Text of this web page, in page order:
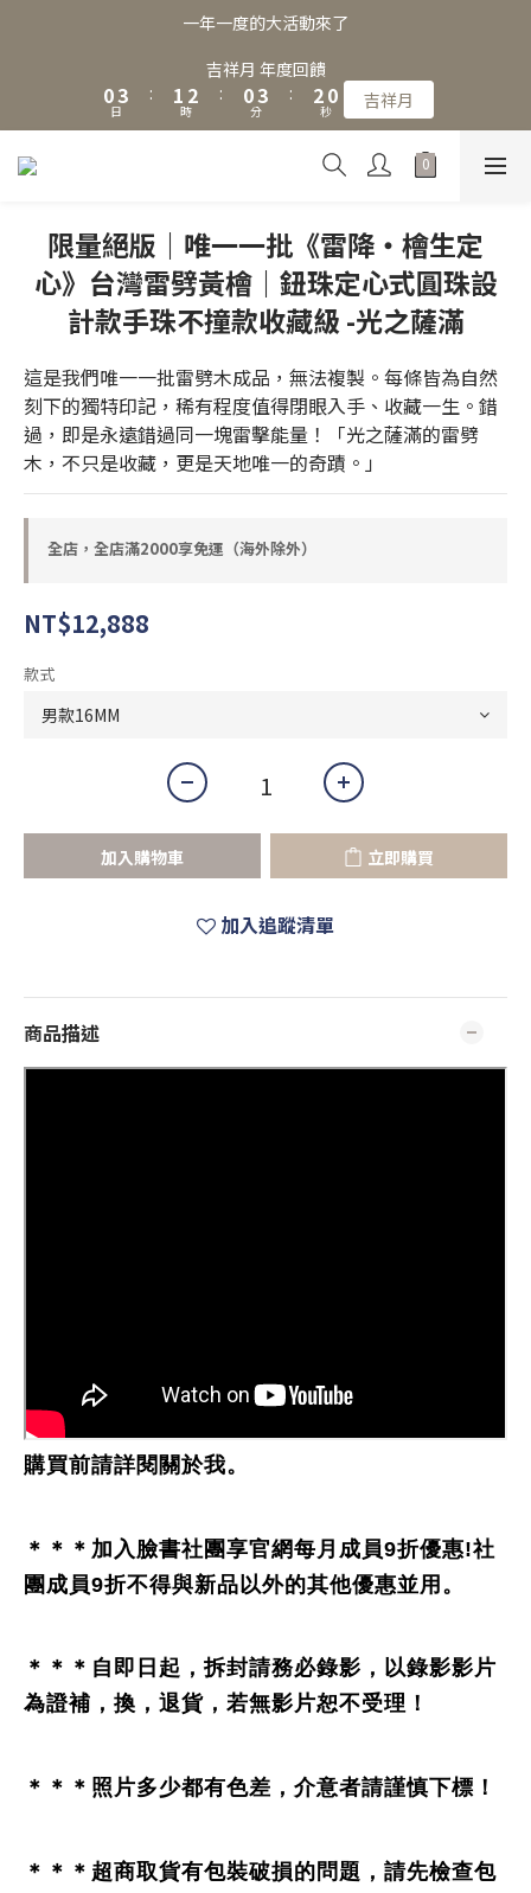
一年一度的大活動來了
吉祥月 年度回饋
03
2
日
:
1
0
5
2
1
時
:
3
1
0
6
4
3
2
分
:
4
2
1
0
9
8
7
6
3
2
1
0
秒 吉祥月
限量絕版｜唯一一批《雷降・檜生定
心》台灣雷劈黃檜｜鈕珠定心式圓珠設
計款手珠不撞款收藏級 -光之薩滿
這是我們唯一一批雷劈木成品，無法複製。每條皆為自然
刻下的獨特印記，稀有程度值得閉眼入手、收藏一生。錯
過，即是永遠錯過同一塊雷擊能量！「光之薩滿的雷劈
木，不只是收藏，更是天地唯一的奇蹟。」
全店，全店滿2000享免運（海外除外）
NT$12,888
款式
加入購物車 立即購買
加入追蹤清單
商品描述
購買前請詳閱關於我。
＊＊＊加入臉書社團享官網每月成員9折優惠!社
團成員9折不得與新品以外的其他優惠並用。
＊＊＊自即日起，拆封請務必錄影，以錄影影片
為證補，換，退貨，若無影片恕不受理！
＊＊＊照片多少都有色差，介意者請謹慎下標！
＊＊＊超商取貨有包裝破損的問題，請先檢查包